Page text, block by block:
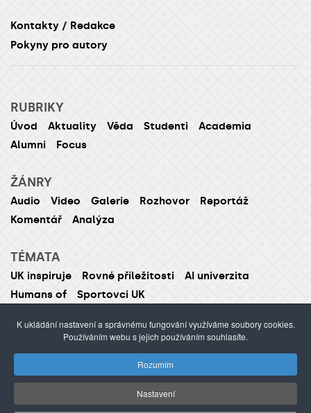
Kontakty / Redakce
Pokyny pro autory
RUBRIKY
Úvod Aktuality Věda Studenti
Academia
Alumni
Focus
ŽÁNRY
Audio Video Galerie Rozhovor
Reportáž
Komentář
Analýza
TÉMATA
UK inspiruje Rovné příležitosti
AI univerzita
Humans of
Sportovci UK
Publikování nebo šíření obsahu je zakázáno bez
předchozího souhlasu.
©2012–2026Univerzita Karlova /webdesign Agionet
K ukládání nastavení a správnému fungování využíváme soubory cookies.
Používáním webu s jejich používáním souhlasíte.
Rozumím
Nastavení